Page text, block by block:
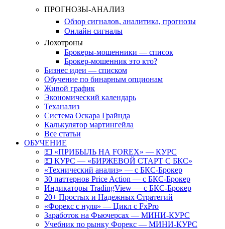
ПРОГНОЗЫ-АНАЛИЗ
Обзор сигналов, аналитика, прогнозы
Онлайн сигналы
Лохотроны
Брокеры-мошенники — список
Брокер-мошенник это кто?
Бизнес идеи — списком
Обучение по бинарным опционам
Живой график
Экономический календарь
Теханализ
Система Оскара Грайнда
Калькулятор мартингейла
Все статьи
ОБУЧЕНИЕ
💵 «ПРИБЫЛЬ НА FOREX» — КУРС
💵 КУРС — «БИРЖЕВОЙ СТАРТ С БКС»
«Технический анализ» — с БКС-Брокер
30 паттернов Price Action — с БКС-Брокер
Индикаторы TradingView — с БКС-Брокер
20+ Простых и Надежных Стратегий
«Форекс с нуля» — Цикл с FxPro
Заработок на Фьючерсах — МИНИ-КУРС
Учебник по рынку Форекс — МИНИ-КУРС